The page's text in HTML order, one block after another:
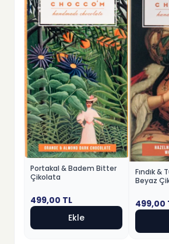
Portakal & Badem Bitter
Çikolata
499,00 TL
Ekle
Fındık &
Beyaz
499,00